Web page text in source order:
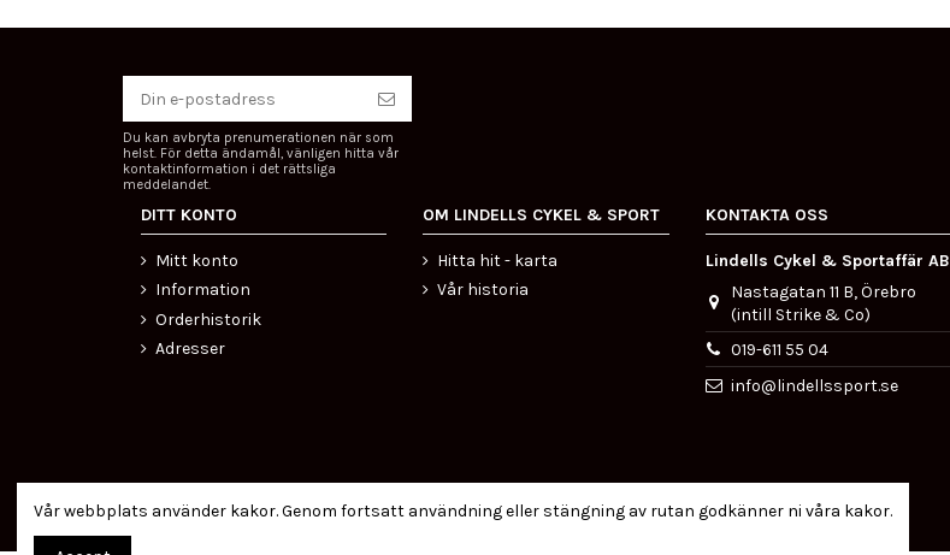
Du kan avbryta prenumerationen när som
helst. För detta ändamål, vänligen hitta vår
kontaktinformation i det rättsliga
meddelandet.
DITT KONTO
Mitt konto
Information
Orderhistorik
Adresser
OM LINDELLS CYKEL & SPORT
Hitta hit - karta
Vår historia
KONTAKTA OSS
Lindells Cykel & Sportaffär AB
Nastagatan 11 B, Örebro
(intill Strike & Co)
019-611 55 04
info@lindellssport.se
Vår webbplats använder kakor. Genom fortsatt användning eller stängning av rutan godkänner ni våra kakor.